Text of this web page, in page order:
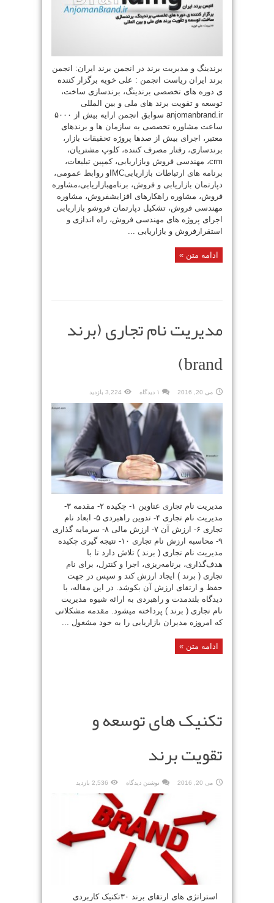
برندینگ و مدیریت برند در انجمن برند ایران: انجمن
برند ایران ریاست انجمن : علی خویه برگزار کننده
ی دوره های تخصصی برندینگ، برندسازی ساخت،
توسعه و تقویت برند های ملی و بین المللی
anjomanbrand.ir سوابق انجمن ارایه بیش از ۵۰۰۰
ساعت مشاوره تخصصی به سازمان ها و برندهای
معتبر، اجرای بیش از صدها پروژه تحقیقات بازار،
برندسازی، رفتار مصرف کننده، کلوپ مشتریان،
crm، مهندسی فروش وبازاریابی، کمپین تبلیغات،
برنامه های ارتباطات بازاریابیIMCو روابط عمومی،
دپارتمان بازاریابی و فروش، برنامهبازاریابی،مشاوره
فروش، مشاوره راهکارهای افزایشفروش، مشاوره
مهندسی فروش، تشکیل دپارتمان فروشو بازاریابی
اجرای پروژه های مهندسی فروش، راه اندازی و
استقرارفروش و بازاریابی ...
ادامه متن »
مدیریت نام تجاری (برند
brand)
می 20, 2016 ۱ دیدگاه 3,224 بازدید
مدیریت نام تجاری عناوین ۱- چکیده ۲- مقدمه ۳-
مدیریت نام تجاری ۴- تدوین راهبردی ۵- ابعاد نام
تجاری ۶- ارزش آن ۷- ارزش مالی ۸- سرمایه گذاری
۹- محاسبه ارزش نام تجاری ۱۰- نتیجه گیری چکیده
مدیریت نام تجاری ( برند ) تلاش دارد تا با
هدف‌گذاری، برنامه‌ریزی، اجرا و کنترل، برای نام
تجاری ( برند ) ایجاد ارزش کند و سپس در جهت
حفظ و ارتقای ارزش آن بکوشد. در این مقاله، با
دیدگاه بلند‌مدت و راهبردی به ارائه شیوه مدیریت
نام تجاری ( برند ) پرداخته‌ میشود. مقدمه مشکلاتی
که امروزه مدیران بازاریابی را به خود مشغول ...
ادامه متن »
تکنیک های توسعه و
تقویت برند
می 20, 2016 نوشتن دیدگاه 2,536 بازدید
استراتژی های ارتقای برند ۳۰تکنیک کاربردی